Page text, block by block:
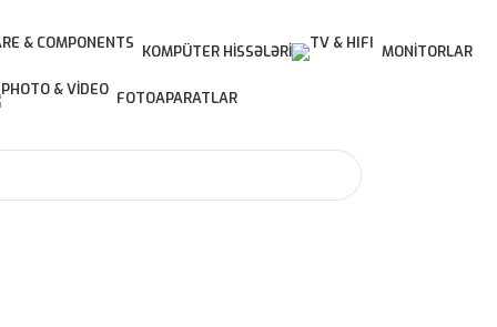
KOMPÜTER HISSƏLƏRI MONITORLAR
FOTOAPARATLAR